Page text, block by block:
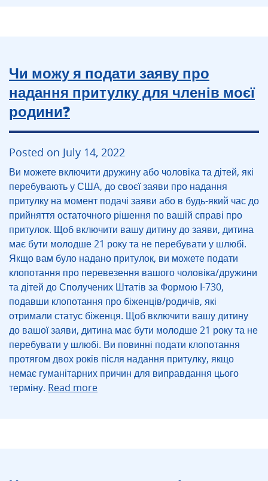
Чи можу я подати заяву про
надання притулку для членів моєї
родини?
Posted on July 14, 2022
Ви можете включити дружину або чоловіка та дітей, які
перебувають у США, до своєї заяви про надання
притулку на момент подачі заяви або в будь-який час до
прийняття остаточного рішення по вашій справі про
притулок. Щоб включити вашу дитину до заяви, дитина
має бути молодше 21 року та не перебувати у шлюбі.
Якщо вам було надано притулок, ви можете подати
клопотання про перевезення вашого чоловіка/дружини
та дітей до Сполучених Штатів за Формою І-730,
подавши клопотання про біженців/родичів, які
отримали статус біженця. Щоб включити вашу дитину
до вашої заяви, дитина має бути молодше 21 року та не
перебувати у шлюбі. Ви повинні подати клопотання
протягом двох років після надання притулку, якщо
немає гуманітарних причин для виправдання цього
терміну. Read more